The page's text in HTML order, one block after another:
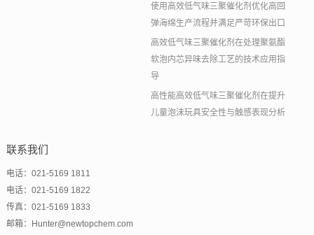
使用高效低气味三聚催化剂优化高回
弹海绵生产流程并满足严苛环保出口
高效低气味三聚催化剂在处理聚氨酯
软泡内芯异味去除工艺的技术应用指
导
高性能高效低气味三聚催化剂在提升
儿童泡沫玩具安全性与触感表现分析
联系我们
电话：021-5169 1811
电话：021-5169 1822
传真：021-5169 1833
邮箱：Hunter@newtopchem.com